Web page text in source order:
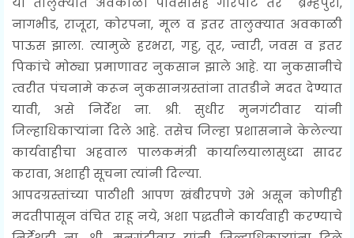
नागभीड, राजूरा, कोरपना, मूल व इतर तालुक्यात अवकाळी
पाऊस झाला. त्यामुळे हरभरा, गहु, तूर, ज्वारी, जवस व इतर
पिकांचे मोठ्या प्रमाणावर नुकसान झाले आहे. या नुकसानीचे
त्वरीत पंचनामे करून नुकसानग्रस्तांना तातडीने मदत देण्यात
यावी, असे निर्देश ना. श्री. सुधीर मुनगंटीवार यांनी
जिल्हाधिकाऱ्यांना दिले आहे. तसेच जिल्हा प्रशासनाने केलेल्या
कार्यवाहीचा अहवाल पालकमंत्री कार्यालयालासुध्दा सादर
करावा, अशाही सूचना त्यांनी दिल्या.
आपदग्रस्तांच्या पाठीशी आपण खंबीरपणे उभे असून कोणीही
मदतीपासून वंचित राहू नये, अशा पद्धतीने कार्यवाही करण्याचे